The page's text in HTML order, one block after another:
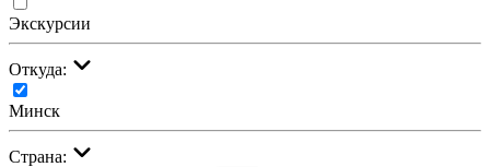
Экскурсии
Откуда:
Минск
Страна: